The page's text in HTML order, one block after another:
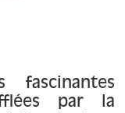
fascinantes
par la